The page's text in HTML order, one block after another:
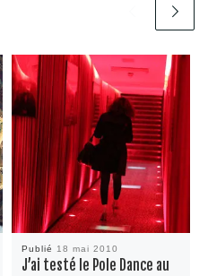
Publié 18 mai 2010
J’ai testé le Pole Dance au